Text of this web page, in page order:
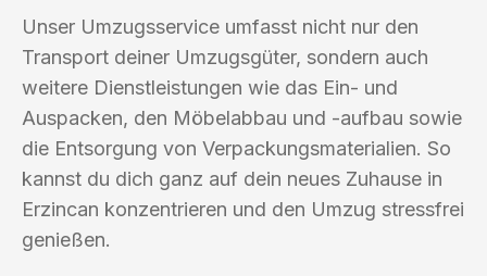
Unser Umzugsservice umfasst nicht nur den
Transport deiner Umzugsgüter, sondern auch
weitere Dienstleistungen wie das Ein- und
Auspacken, den Möbelabbau und -aufbau sowie
die Entsorgung von Verpackungsmaterialien. So
kannst du dich ganz auf dein neues Zuhause in
Erzincan konzentrieren und den Umzug stressfrei
genießen.